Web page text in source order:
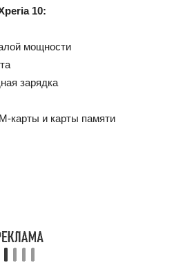
10:
мощности
зарядка
карты и карты памяти